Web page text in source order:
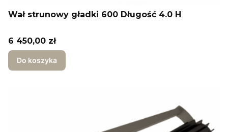
Wał strunowy gładki 600 Długość 4.0 H
Cena
6 450,00 zł
Do koszyka